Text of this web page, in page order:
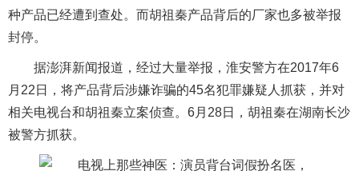
种产品已经遭到查处。而胡祖秦产品背后的厂家也多被举报
封停。
据澎湃新闻报道，经过大量举报，淮安警方在2017年6
月22日，将产品背后涉嫌诈骗的45名犯罪嫌疑人抓获，并对
相关电视台和胡祖秦立案侦查。6月28日，胡祖秦在湖南长沙
被警方抓获。